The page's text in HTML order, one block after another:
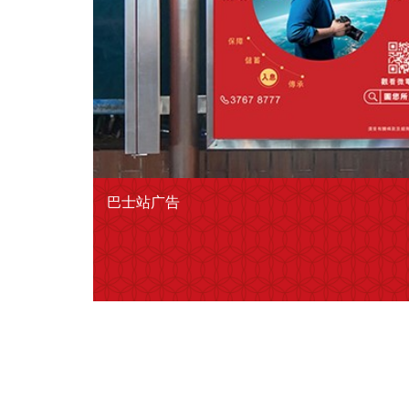
巴士站广告